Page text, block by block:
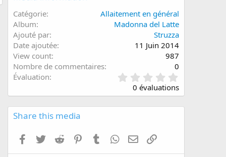
Catégorie
Allaitement en général
Album
Madonna del Latte
Ajouté par
Struzza
Date ajoutée
11 Juin 2014
View count
987
Nombre de commentaires
0
Évaluation
.
0
0
0 évaluations
Share this media
Facebook
Twitter Reddit PinterestTumblr WhatsApp
E-mail